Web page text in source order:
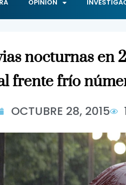
OPINIÓN
nocturnas en
frente frío
OCTUBRE 28, 2015